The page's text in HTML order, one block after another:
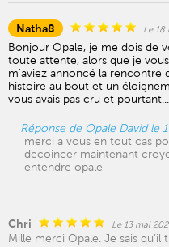
Natha8 Le 18
Bonjour Opale, je me dois de
toute attente, alors que je
m'aviez annoncé la rencontre
histoire au bout et un
vous avais pas cru et
Réponse de Opale David le
merci a vous en tout cas
decoincer maintenant
entendre opale
Chri Le 13 mai
Mille merci Opale. Je sais qu’il